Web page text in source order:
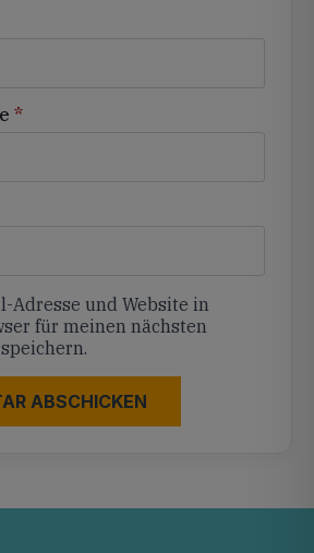
*
Adresse und Website in
für meinen nächsten